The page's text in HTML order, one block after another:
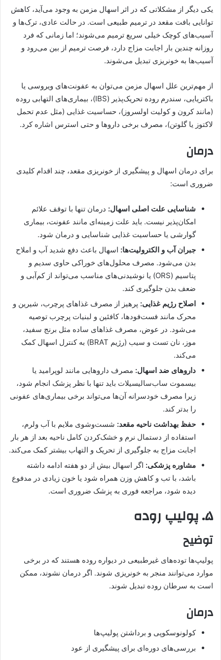
یکی دیگر از مشکلاتی که در اثر اسهال مزمن به وجود می‌آید، کاهش
توانایی بافت مقعد در ترمیم طبیعی است. در حالت عادی، ترک‌ها و
آسیب‌های کوچک خیلی سریع ترمیم می‌شوند؛ اما زمانی که فرد
روزانه چندین بار اجابت مزاج دارد، فرصت ترمیم از بین می‌رود و
آسیب‌ها به خونریزی تبدیل می‌شوند.
از مهم‌ترین علل اسهال مزمن می‌توان به عفونت‌های ویروسی یا
باکتریایی، سندرم روده تحریک‌پذیر (IBS)، بیماری‌های التهابی روده
(مانند کرون و کولیت اولسروز)، حساسیت غذایی (مثل عدم تحمل
لاکتوز یا گلوتن)، مصرف برخی داروها و حتی استرس اشاره کرد.
درمان
برای درمان اسهال و پیشگیری از خونریزی مقعد، چند اقدام کلیدی
ضروری است:
شناسایی علت اصلی اسهال: درمان تنها با توقف علائم
امکان‌پذیر نیست. باید علت زمینه‌ای مانند عفونت، بیماری
گوارشی یا حساسیت غذایی شناسایی و درمان شود.
جبران آب و الکترولیت‌ها: اسهال باعث دفع شدید آب و املاح
بدن می‌شود. مصرف محلول‌های خوراکی حاوی سدیم و
پتاسیم (ORS) یا نوشیدنی‌های مناسب می‌تواند از کم‌آبی و
ضعف بدن جلوگیری کند.
اصلاح رژیم غذایی: پرهیز از مصرف غذاهای پرچرب، شیرین و
محرک مانند فست‌فودها، کافئین و لبنیات پرچرب توصیه
می‌شود. در عوض، مصرف غذاهای ساده مثل برنج سفید،
موز، نان تست و سیب (رژیم BRAT) به کنترل اسهال کمک
می‌کند.
داروهای ضد اسهال: مصرف داروهایی مانند لوپرامید یا
بیسموت ساب‌سالیسیلات باید تنها با نظر پزشک انجام شود،
زیرا مصرف خودسرانه آن‌ها می‌تواند برخی بیماری‌های عفونی
را بدتر کند.
حفظ بهداشت ناحیه مقعد: شست‌وشوی ملایم با آب ولرم،
استفاده از دستمال نرم و خشک‌کردن کامل ناحیه بعد از هر بار
اجابت مزاج به جلوگیری از تحریک و التهاب بیشتر کمک می‌کند.
مشاوره پزشکی: اگر اسهال بیش از دو هفته ادامه داشته
باشد، با تب و کاهش وزن همراه شود یا خون زیادی در مدفوع
دیده شود، مراجعه فوری به پزشک ضروری است.
۵. پولیپ روده
توضیح
پولیپ‌ها توده‌های غیرطبیعی در دیواره روده هستند که در برخی
موارد می‌توانند منجر به خونریزی شوند. اگر درمان نشوند، ممکن
است به سرطان روده تبدیل شوند.
درمان
کولونوسکوپی و برداشتن پولیپ‌ها
بررسی‌های دوره‌ای برای پیشگیری از عود